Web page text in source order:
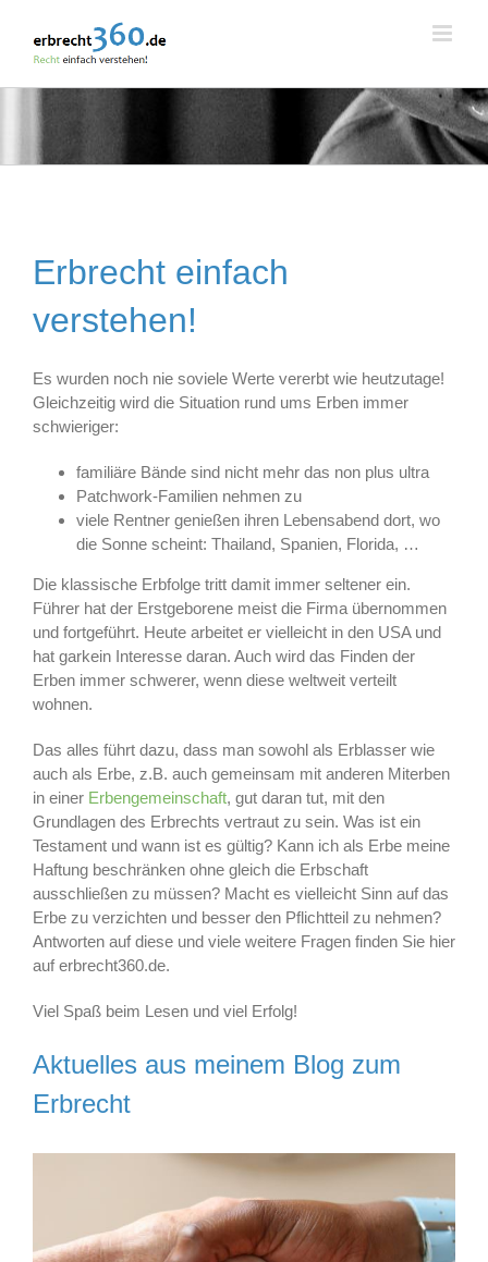
content
Erbrecht einfach
verstehen!
Es wurden noch nie soviele Werte vererbt wie heutzutage!
Gleichzeitig wird die Situation rund ums Erben immer
schwieriger:
familiäre Bände sind nicht mehr das non plus ultra
Patchwork-Familien nehmen zu
viele Rentner genießen ihren Lebensabend dort, wo
die Sonne scheint: Thailand, Spanien, Florida, …
Die klassische Erbfolge tritt damit immer seltener ein.
Führer hat der Erstgeborene meist die Firma übernommen
und fortgeführt. Heute arbeitet er vielleicht in den USA und
hat garkein Interesse daran. Auch wird das Finden der
Erben immer schwerer, wenn diese weltweit verteilt
wohnen.
Das alles führt dazu, dass man sowohl als Erblasser wie
auch als Erbe, z.B. auch gemeinsam mit anderen Miterben
in einer Erbengemeinschaft, gut daran tut, mit den
Grundlagen des Erbrechts vertraut zu sein. Was ist ein
Testament und wann ist es gültig? Kann ich als Erbe meine
Haftung beschränken ohne gleich die Erbschaft
ausschließen zu müssen? Macht es vielleicht Sinn auf das
Erbe zu verzichten und besser den Pflichtteil zu nehmen?
Antworten auf diese und viele weitere Fragen finden Sie hier
auf erbrecht360.de.
Viel Spaß beim Lesen und viel Erfolg!
Aktuelles aus meinem Blog zum
Erbrecht